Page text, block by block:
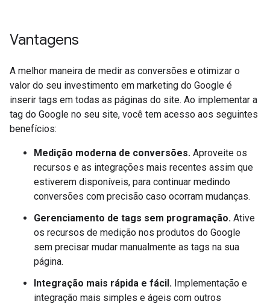
Vantagens
A melhor maneira de medir as conversões e otimizar o
valor do seu investimento em marketing do Google é
inserir tags em todas as páginas do site. Ao implementar a
tag do Google no seu site, você tem acesso aos seguintes
benefícios:
Medição moderna de conversões. Aproveite os
recursos e as integrações mais recentes assim que
estiverem disponíveis, para continuar medindo
conversões com precisão caso ocorram mudanças.
Gerenciamento de tags sem programação. Ative
os recursos de medição nos produtos do Google
sem precisar mudar manualmente as tags na sua
página.
Integração mais rápida e fácil. Implementação e
integração mais simples e ágeis com outros